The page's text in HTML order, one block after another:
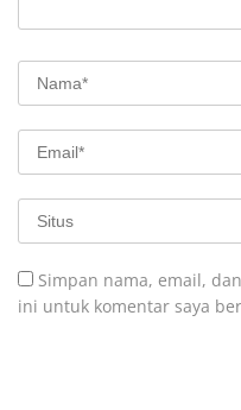
Simpan nama, email,
ini untuk komentar saya